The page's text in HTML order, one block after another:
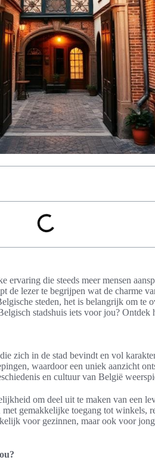
ervaring die steeds meer mensen
de lezer te begrijpen wat de charme
steden, het is belangrijk om te
stadshuis iets voor jou? Ontdek
zich in de stad bevindt en vol
waardoor een uniek aanzicht
en cultuur van België
om deel uit te maken van een
gemakkelijke toegang tot winkels,
voor gezinnen, maar ook voor